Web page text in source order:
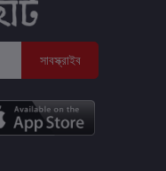
সাবস্ক্রাইব